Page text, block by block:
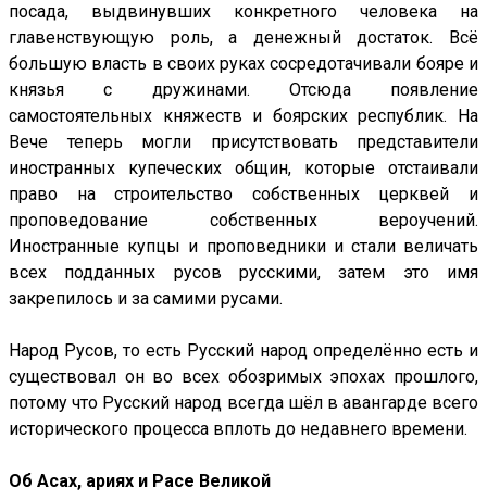
посада, выдвинувших конкретного человека на
главенствующую роль, а денежный достаток. Всё
большую власть в своих руках сосредотачивали бояре и
князья с дружинами. Отсюда появление
самостоятельных княжеств и боярских республик. На
Вече теперь могли присутствовать представители
иностранных купеческих общин, которые отстаивали
право на строительство собственных церквей и
проповедование собственных вероучений.
Иностранные купцы и проповедники и стали величать
всех подданных русов русскими, затем это имя
закрепилось и за самими русами.
Народ Русов, то есть Русский народ определённо есть и
существовал он во всех обозримых эпохах прошлого,
потому что Русский народ всегда шёл в авангарде всего
исторического процесса вплоть до недавнего времени.
Об Асах, ариях и Расе Великой